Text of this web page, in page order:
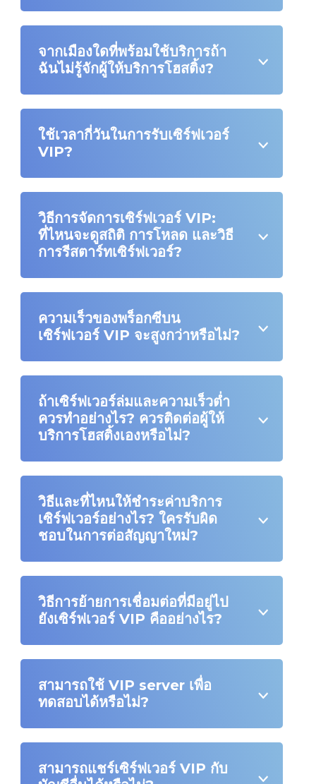
จากเมืองใดที่พร้อมใช้บริการถ้า
ฉันไม่รู้จักผู้ให้บริการโฮสติ้ง?
ใช้เวลากี่วันในการรับเซิร์ฟเวอร์
VIP?
วิธีการจัดการเซิร์ฟเวอร์ VIP:
ที่ไหนจะดูสถิติ การโหลด และวิธี
การรีสตาร์ทเซิร์ฟเวอร์?
ความเร็วของพร็อกซีบน
เซิร์ฟเวอร์ VIP จะสูงกว่าหรือไม่?
ถ้าเซิร์ฟเวอร์ล่มและความเร็วต่ำ
ควรทำอย่างไร? ควรติดต่อผู้ให้
บริการโฮสติ้งเองหรือไม่?
วิธีและที่ไหนให้ชำระค่าบริการ
เซิร์ฟเวอร์อย่างไร? ใครรับผิด
ชอบในการต่อสัญญาใหม่?
วิธีการย้ายการเชื่อมต่อที่มีอยู่ไป
ยังเซิร์ฟเวอร์ VIP คืออย่างไร?
สามารถใช้ VIP server เพื่อ
ทดสอบได้หรือไม่?
สามารถแชร์เซิร์ฟเวอร์ VIP กับ